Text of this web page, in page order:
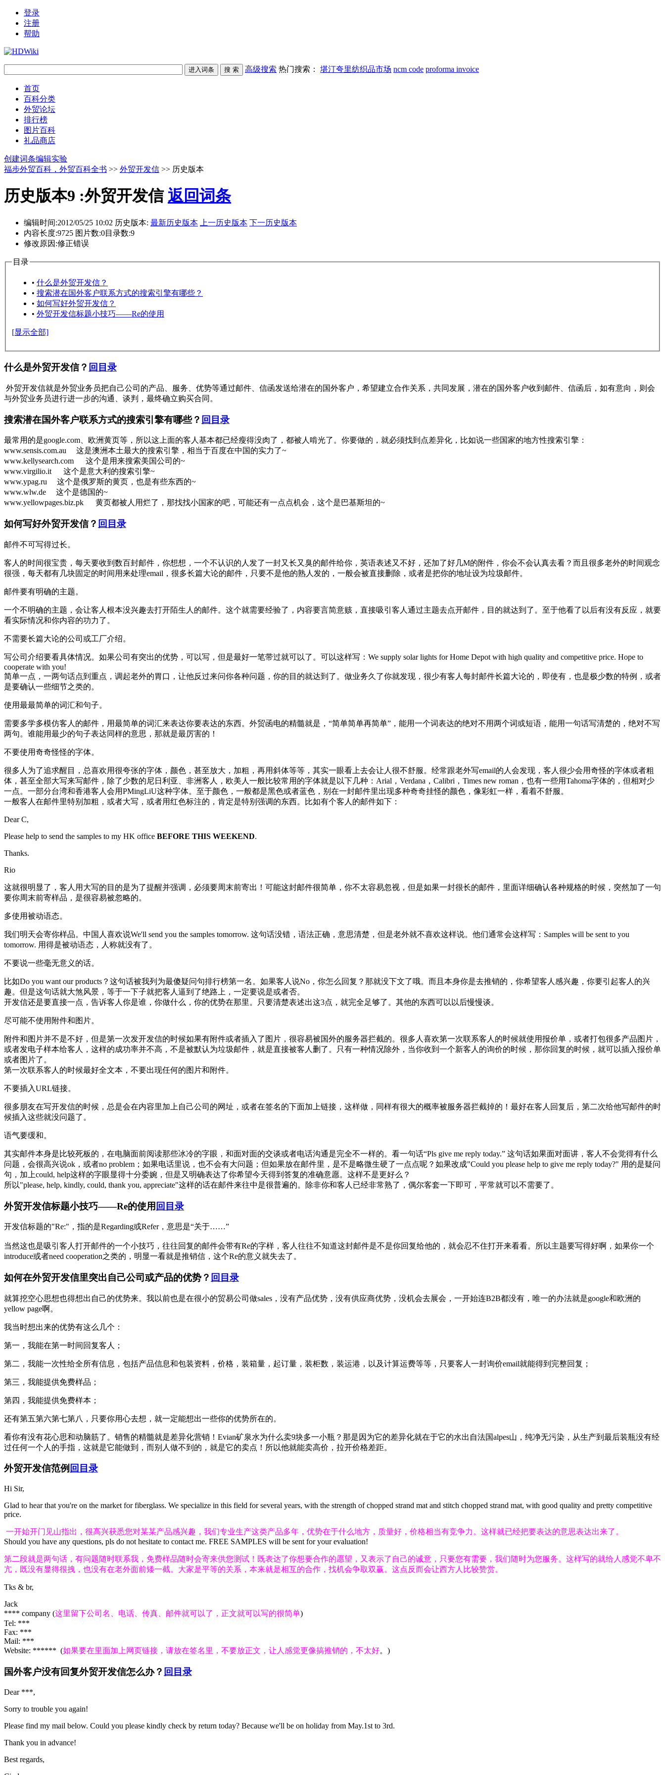
登录
注册
帮助
高级搜索 热门搜索： 堪汀夸里纺织品市场 ncm code proforma invoice
首页
百科分类
外贸论坛
排行榜
图片百科
礼品商店
创建词条编辑实验
福步外贸百科，外贸百科全书 >> 外贸开发信 >> 历史版本
历史版本9 :外贸开发信返回词条
编辑时间:2012/05/25 10:02 历史版本: 最新历史版本 上一历史版本 下一历史版本
内容长度:9725 图片数:0目录数:9
修改原因:修正错误
目录
• 什么是外贸开发信？
• 搜索潜在国外客户联系方式的搜索引擎有哪些？
• 如何写好外贸开发信？
• 外贸开发信标题小技巧——Re的使用
[显示全部]
什么是外贸开发信？ 回目录
外贸开发信就是外贸业务员把自己公司的产品、服务、优势等通过邮件、信函发送给潜在的国外客户，希望建立合作关系，共同发展，潜在的国外客户收到邮件、信函后，如有意向，则会
与外贸业务员进行进一步的沟通、谈判，最终确立购买合同。
搜索潜在国外客户联系方式的搜索引擎有哪些？ 回目录
最常用的是google.com、欧洲黄页等，所以这上面的客人基本都已经瘦得没肉了，都被人啃光了。你要做的，就必须找到点差异化，比如说一些国家的地方性搜索引擎：
www.sensis.com.au 这是澳洲本土最大的搜索引擎，相当于百度在中国的实力了~
www.kellysearch.com 这个是用来搜索美国公司的~
www.virgilio.it 这个是意大利的搜索引擎~
www.ypag.ru 这个是俄罗斯的黄页，也是有些东西的~
www.wlw.de 这个是德国的~
www.yellowpages.biz.pk 黄页都被人用烂了，那找找小国家的吧，可能还有一点点机会，这个是巴基斯坦的~
如何写好外贸开发信？ 回目录
邮件不可写得过长。
客人的时间很宝贵，每天要收到数百封邮件，你想想，一个不认识的人发了一封又长又臭的邮件给你，英语表述又不好，还加了好几M的附件，你会不会认真去看？而且很多老外的时间观念
很强，每天都有几块固定的时间用来处理email，很多长篇大论的邮件，只要不是他的熟人发的，一般会被直接删除，或者是把你的地址设为垃圾邮件。
邮件要有明确的主题。
一个不明确的主题，会让客人根本没兴趣去打开陌生人的邮件。这个就需要经验了，内容要言简意赅，直接吸引客人通过主题去点开邮件，目的就达到了。至于他看了以后有没有反应，就要
看实际情况和你内容的功力了。
不需要长篇大论的公司或工厂介绍。
写公司介绍要看具体情况。如果公司有突出的优势，可以写，但是最好一笔带过就可以了。可以这样写：We supply solar lights for Home Depot with high quality and competitive price. Hope to
cooperate with you!
简单一点，一两句话点到重点，调起老外的胃口，让他反过来问你各种问题，你的目的就达到了。做业务久了你就发现，很少有客人每封邮件长篇大论的，即使有，也是极少数的特例，或者
是要确认一些细节之类的。
使用最最简单的词汇和句子。
需要多学多模仿客人的邮件，用最简单的词汇来表达你要表达的东西。外贸函电的精髓就是，“简单简单再简单”，能用一个词表达的绝对不用两个词或短语，能用一句话写清楚的，绝对不写
两句。谁能用最少的句子表达同样的意思，那就是最厉害的！
不要使用奇奇怪怪的字体。
很多人为了追求醒目，总喜欢用很夸张的字体，颜色，甚至放大，加粗，再用斜体等等，其实一眼看上去会让人很不舒服。经常跟老外写email的人会发现，客人很少会用奇怪的字体或者粗
体，甚至全部大写来写邮件，除了少数的尼日利亚、非洲客人，欧美人一般比较常用的字体就是以下几种：Arial，Verdana，Calibri，Times new roman，也有一些用Tahoma字体的，但相对少
一点。一部分台湾和香港客人会用PMingLiU这种字体。至于颜色，一般都是黑色或者蓝色，别在一封邮件里出现多种奇奇挂怪的颜色，像彩虹一样，看着不舒服。
一般客人在邮件里特别加粗，或者大写，或者用红色标注的，肯定是特别强调的东西。比如有个客人的邮件如下：
Dear C,
Please help to send the samples to my HK office BEFORE THIS WEEKEND.
Thanks.
Rio
这就很明显了，客人用大写的目的是为了提醒并强调，必须要周末前寄出！可能这封邮件很简单，你不太容易忽视，但是如果一封很长的邮件，里面详细确认各种规格的时候，突然加了一句
要你周末前寄样品，是很容易被忽略的。
多使用被动语态。
我们明天会寄你样品。中国人喜欢说We'll send you the samples tomorrow. 这句话没错，语法正确，意思清楚，但是老外就不喜欢这样说。他们通常会这样写：Samples will be sent to you
tomorrow. 用得是被动语态，人称就没有了。
不要说一些毫无意义的话。
比如Do you want our products？这句话被我列为最傻疑问句排行榜第一名。如果客人说No，你怎么回复？那就没下文了哦。而且本身你是去推销的，你希望客人感兴趣，你要引起客人的兴
趣。但是这句话就大煞风景，等于一下子就把客人逼到了绝路上，一定要说是或者否。
开发信还是要直接一点，告诉客人你是谁，你做什么，你的优势在那里。只要清楚表述出这3点，就完全足够了。其他的东西可以以后慢慢谈。
尽可能不使用附件和图片。
附件和图片并不是不好，但是第一次发开发信的时候如果有附件或者插入了图片，很容易被国外的服务器拦截的。很多人喜欢第一次联系客人的时候就使用报价单，或者打包很多产品图片，
或者发电子样本给客人，这样的成功率并不高，不是被默认为垃圾邮件，就是直接被客人删了。只有一种情况除外，当你收到一个新客人的询价的时候，那你回复的时候，就可以插入报价单
或者图片了。
第一次联系客人的时候最好全文本，不要出现任何的图片和附件。
不要插入URL链接。
很多朋友在写开发信的时候，总是会在内容里加上自己公司的网址，或者在签名的下面加上链接，这样做，同样有很大的概率被服务器拦截掉的！最好在客人回复后，第二次给他写邮件的时
候插入这些就没问题了。
语气要缓和。
其实邮件本身是比较死板的，在电脑面前阅读那些冰冷的字眼，和面对面的交谈或者电话沟通是完全不一样的。看一句话“Pls give me reply today.” 这句话如果面对面讲，客人不会觉得有什么
问题，会很高兴说ok，或者no problem；如果电话里说，也不会有大问题；但如果放在邮件里，是不是略微生硬了一点点呢？如果改成"Could you please help to give me reply today?" 用的是疑问
句，加上could, help这样的字眼显得十分委婉，但是又明确表达了你希望今天得到答复的准确意愿。这样不是更好么？
所以"please, help, kindly, could, thank you, appreciate"这样的话在邮件来往中是很普遍的。除非你和客人已经非常熟了，偶尔客套一下即可，平常就可以不需要了。
外贸开发信标题小技巧——Re的使用 回目录
开发信标题的"Re:"，指的是Regarding或Refer，意思是“关于……”
当然这也是吸引客人打开邮件的一个小技巧，往往回复的邮件会带有Re的字样，客人往往不知道这封邮件是不是你回复给他的，就会忍不住打开来看看。所以主题要写得好啊，如果你一个
introduce或者need cooperation之类的，明显一看就是推销信，这个Re的意义就失去了。
如何在外贸开发信里突出自己公司或产品的优势？ 回目录
就算挖空心思想也得想出自己的优势来。我以前也是在很小的贸易公司做sales，没有产品优势，没有供应商优势，没机会去展会，一开始连B2B都没有，唯一的办法就是google和欧洲的
yellow page啊。
我当时想出来的优势有这么几个：
第一，我能在第一时间回复客人；
第二，我能一次性给全所有信息，包括产品信息和包装资料，价格，装箱量，起订量，装柜数，装运港，以及计算运费等等，只要客人一封询价email就能得到完整回复；
第三，我能提供免费样品；
第四，我能提供免费样本；
还有第五第六第七第八，只要你用心去想，就一定能想出一些你的优势所在的。
看你有没有花心思和动脑筋了。销售的精髓就是差异化营销！Evian矿泉水为什么卖9块多一小瓶？那是因为它的差异化就在于它的水出自法国alpes山，纯净无污染，从生产到最后装瓶没有经
过任何一个人的手指，这就是它能做到，而别人做不到的，就是它的卖点！所以他就能卖高价，拉开价格差距。
外贸开发信范例 回目录
Hi Sir,
Glad to hear that you're on the market for fiberglass. We specialize in this field for several years, with the strength of chopped strand mat and stitch chopped strand mat, with good quality and pretty competitive
price.
一开始开门见山指出，很高兴获悉您对某某产品感兴趣，我们专业生产这类产品多年，优势在于什么地方，质量好，价格相当有竞争力。这样就已经把要表达的意思表达出来了。
Should you have any questions, pls do not hesitate to contact me. FREE SAMPLES will be sent for your evaluation!
第二段就是两句话，有问题随时联系我，免费样品随时会寄来供您测试！既表达了你想要合作的愿望，又表示了自己的诚意，只要您有需要，我们随时为您服务。这样写的就给人感觉不卑不
亢，既没有显得很拽，也没有在老外面前矮一截。大家是平等的关系，本来就是相互的合作，找机会争取双赢。这点反而会让西方人比较赞赏。
Tks & br,
Jack
**** company (这里留下公司名、电话、传真、邮件就可以了，正文就可以写的很简单)
Tel: ***
Fax: ***
Mail: ***
Website: ****** (如果要在里面加上网页链接，请放在签名里，不要放正文，让人感觉更像搞推销的，不太好。)
国外客户没有回复外贸开发信怎么办？ 回目录
Dear ***,
Sorry to trouble you again!
Please find my mail below. Could you please kindly check by return today? Because we'll be on holiday from May.1st to 3rd.
Thank you in advance!
Best regards,